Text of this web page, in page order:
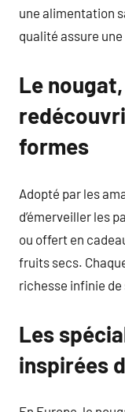
une alimentation
qualité assure
Le
formes
Adopté par les
d’émerveiller les
ou offert en
fruits secs.
richesse infinie de
Les
inspirées